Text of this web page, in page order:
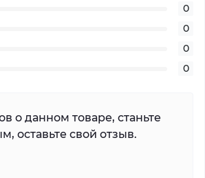
0
0
0
0
о данном товаре, станьте
оставьте свой отзыв.